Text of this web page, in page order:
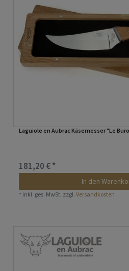
Laguiole en Aubrac Käsemesser "Le
181,20 € *
In den
* inkl. ges. MwSt. zzgl.Versandkosten